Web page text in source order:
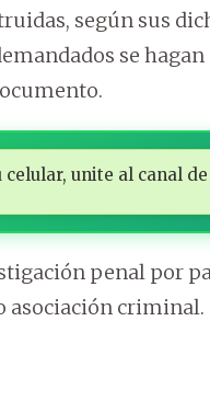
según sus
se
unite al canal
penal por
asociación criminal.